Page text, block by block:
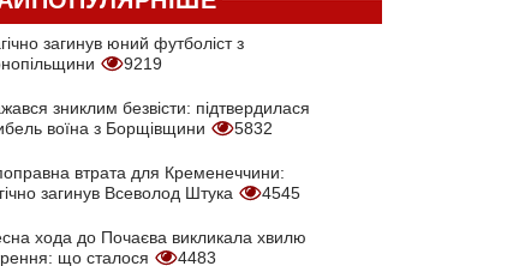
загинув юний футболіст з
9219
зниклим безвісти: підтвердилася
воїна з Борщівщини
5832
втрата для Кременеччини:
загинув Всеволод Штука
4545
хода до Почаєва викликала хвилю
що сталося
4483